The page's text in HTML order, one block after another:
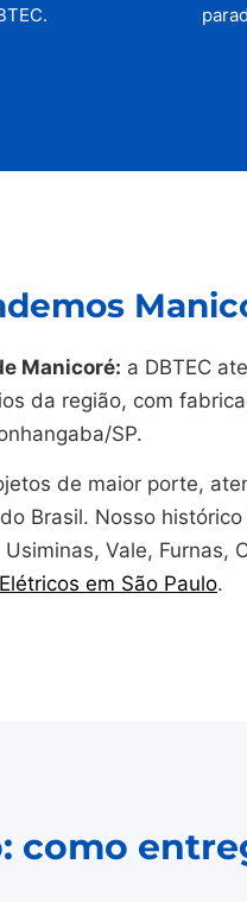
Manicoré: a DBTEC
da região, com
SP.
de maior porte,
Brasil. Nosso
Vale, Furnas,
em São Paulo.
como